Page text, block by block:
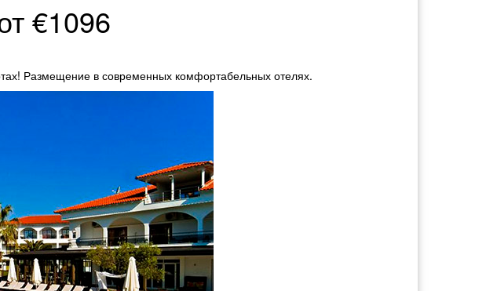
€1096
Размещение в современных комфортабельных отелях.